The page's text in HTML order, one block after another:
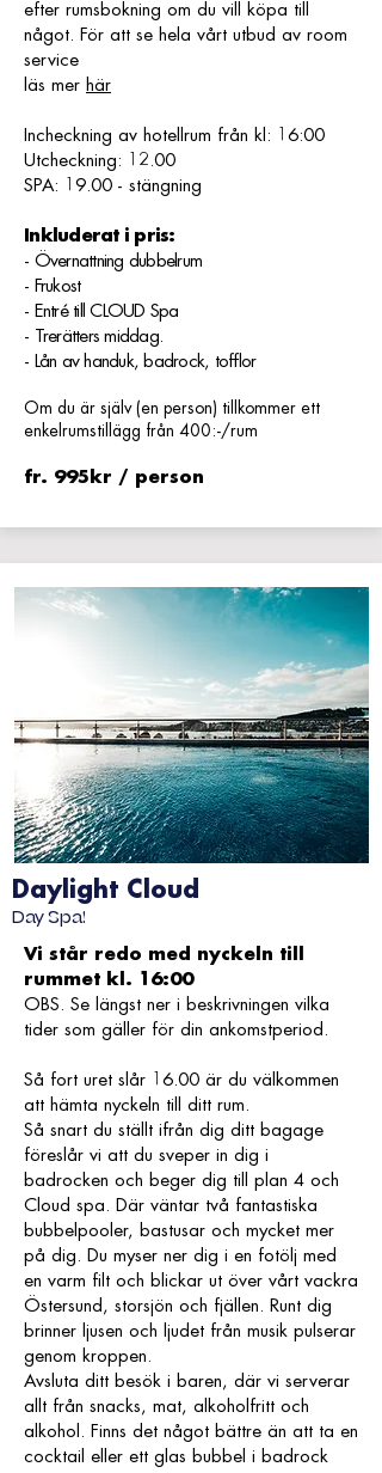
efter rumsbokning om du vill köpa till
något. För att se hela vårt utbud av room
service
läs mer här
Incheckning av hotellrum från kl: 16:00
Utcheckning: 12.00
SPA: 19.00 - stängning
Inkluderat i pris:
- Övernattning dubbelrum
- Frukost
- Entré till CLOUD Spa
- Trerätters middag.
- Lån av handuk, badrock, tofflor
Om du är själv (en person) tillkommer ett
enkelrumstillägg från 400:-/rum
fr. 995kr / person
Daylight Cloud
Day Spa!
Vi står redo med nyckeln till
rummet kl. 16:00
OBS. Se längst ner i beskrivningen vilka
tider som gäller för din ankomstperiod.
Så fort uret slår 16.00 är du välkommen
att hämta nyckeln till ditt rum.
Så snart du ställt ifrån dig ditt bagage
föreslår vi att du sveper in dig i
badrocken och beger dig till plan 4 och
Cloud spa. Där väntar två fantastiska
bubbelpooler, bastusar och mycket mer
på dig. Du myser ner dig i en fotölj med
en varm filt och blickar ut över vårt vackra
Östersund, storsjön och fjällen. Runt dig
brinner ljusen och ljudet från musik pulserar
genom kroppen.
Avsluta ditt besök i baren, där vi serverar
allt från snacks, mat, alkoholfritt och
alkohol. Finns det något bättre än att ta en
cocktail eller ett glas bubbel i badrock